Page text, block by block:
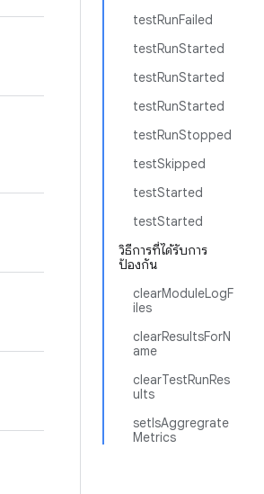
testRunFailed
testRunStarted
testRunStarted
testRunStarted
testRunStopped
testSkipped
testStarted
testStarted
วิธีการที่ได้รับการ
ป้องกัน
clearModuleLogF
iles
clearResultsForN
ame
clearTestRunRes
ults
setIsAggregrate
Metrics